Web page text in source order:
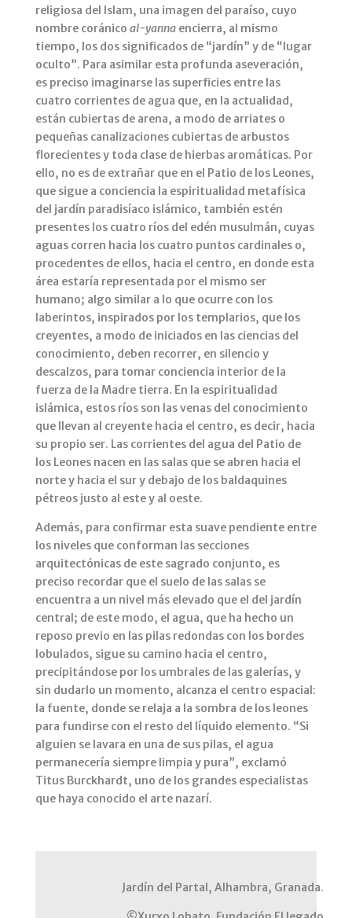
religiosa del Islam, una imagen del paraíso, cuyo
nombre coránico al-yannaencierra, al mismo
tiempo, los dos significados de “jardín” y de “lugar
oculto”. Para asimilar esta profunda aseveración,
es preciso imaginarse las superficies entre las
cuatro corrientes de agua que, en la actualidad,
están cubiertas de arena, a modo de arriates o
pequeñas canalizaciones cubiertas de arbustos
florecientes y toda clase de hierbas aromáticas. Por
ello, no es de extrañar que en el Patio de los Leones,
que sigue a conciencia la espiritualidad metafísica
del jardín paradisíaco islámico, también estén
presentes los cuatro ríos del edén musulmán, cuyas
aguas corren hacia los cuatro puntos cardinales o,
procedentes de ellos, hacia el centro, en donde esta
área estaría representada por el mismo ser
humano; algo similar a lo que ocurre con los
laberintos, inspirados por los templarios, que los
creyentes, a modo de iniciados en las ciencias del
conocimiento, deben recorrer, en silencio y
descalzos, para tomar conciencia interior de la
fuerza de la Madre tierra. En la espiritualidad
islámica, estos ríos son las venas del conocimiento
que llevan al creyente hacia el centro, es decir, hacia
su propio ser. Las corrientes del agua del Patio de
los Leones nacen en las salas que se abren hacia el
norte y hacia el sur y debajo de los baldaquines
pétreos justo al este y al oeste.
Además, para confirmar esta suave pendiente entre
los niveles que conforman las secciones
arquitectónicas de este sagrado conjunto, es
preciso recordar que el suelo de las salas se
encuentra a un nivel más elevado que el del jardín
central; de este modo, el agua, que ha hecho un
reposo previo en las pilas redondas con los bordes
lobulados, sigue su camino hacia el centro,
precipitándose por los umbrales de las galerías, y
sin dudarlo un momento, alcanza el centro espacial:
la fuente, donde se relaja a la sombra de los leones
para fundirse con el resto del líquido elemento. “Si
alguien se lavara en una de sus pilas, el agua
permanecería siempre limpia y pura”, exclamó
Titus Burckhardt, uno de los grandes especialistas
que haya conocido el arte nazarí.
Jardín del Partal, Alhambra, Granada.